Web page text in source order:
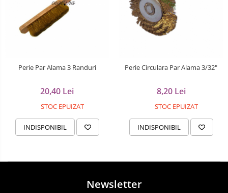
Perie Par Alama 3 Randuri
20,40 Lei
STOC EPUIZAT
INDISPONIBIL
Perie Circulara Par Alama 3/32"
8,20 Lei
STOC EPUIZAT
INDISPONIBIL
Newsletter